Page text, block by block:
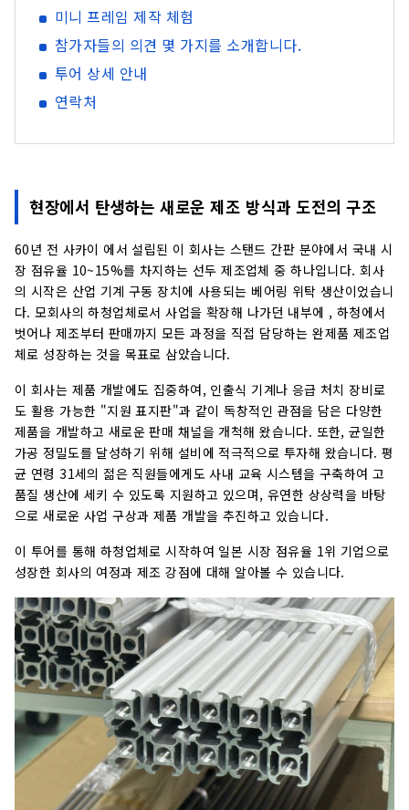
미니 프레임 제작 체험
참가자들의 의견 몇 가지를 소개합니다.
투어 상세 안내
연락처
현장에서 탄생하는 새로운 제조 방식과 도전의 구조
60년 전 사카이 에서 설립된 이 회사는 스탠드 간판 분야에서 국내 시
장 점유율 10~15%를 차지하는 선두 제조업체 중 하나입니다. 회사
의 시작은 산업 기계 구동 장치에 사용되는 베어링 위탁 생산이었습니
다. 모회사의 하청업체로서 사업을 확장해 나가던 내부에 , 하청에서
벗어나 제조부터 판매까지 모든 과정을 직접 담당하는 완제품 제조업
체로 성장하는 것을 목표로 삼았습니다.
이 회사는 제품 개발에도 집중하여, 인출식 기계나 응급 처치 장비로
도 활용 가능한 "지원 표지판"과 같이 독창적인 관점을 담은 다양한
제품을 개발하고 새로운 판매 채널을 개척해 왔습니다. 또한, 균일한
가공 정밀도를 달성하기 위해 설비에 적극적으로 투자해 왔습니다. 평
균 연령 31세의 젊은 직원들에게도 사내 교육 시스템을 구축하여 고
품질 생산에 세키 수 있도록 지원하고 있으며, 유연한 상상력을 바탕
으로 새로운 사업 구상과 제품 개발을 추진하고 있습니다.
이 투어를 통해 하청업체로 시작하여 일본 시장 점유율 1위 기업으로
성장한 회사의 여정과 제조 강점에 대해 알아볼 수 있습니다.